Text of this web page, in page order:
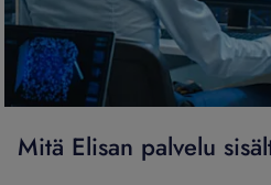
Mitä Elisan palvelu